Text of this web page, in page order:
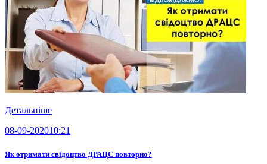
Детальніше
08-09-202010:21
Як отримати свідоцтво ДРАЦС повторно?